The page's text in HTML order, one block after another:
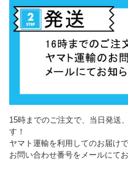
15時までのご注文で、当日発送
す！
ヤマト運輸を利用してのお届けで
お問い合わせ番号をメールにて